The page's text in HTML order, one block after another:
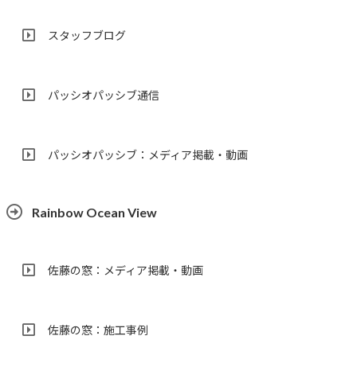
スタッフブログ
パッシオパッシブ通信
パッシオパッシブ：メディア掲載・動画
Rainbow Ocean View
佐藤の窓：メディア掲載・動画
佐藤の窓：施工事例